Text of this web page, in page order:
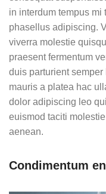
in interdum tempus mi
phasellus adipiscing.
viverra molestie
praesent fermentum
duis parturient
mauris a platea hac
dolor adipiscing leo
euismod taciti
aenean.
Condimentum